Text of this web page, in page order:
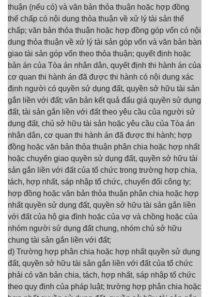
thuận (nếu có) và văn bản thỏa thuận hoặc hợp đồng
thế chấp có nội dung thỏa thuận về xử lý tài sản thế
chấp; văn bản thỏa thuận hoặc hợp đồng góp vốn có nội
dung thỏa thuận về xử lý tài sản góp vốn và văn bản bàn
giao tài sản góp vốn theo thỏa thuận; quyết định hoặc
bản án của Tòa án nhân dân, quyết định thi hành án của
cơ quan thi hành án đã được thi hành có nội dung xác
định người có quyền sử dụng đất, quyền sở hữu tài sản
gắn liền với đất; văn bản kết quả đấu giá quyền sử dụng
đất, tài sản gắn liền với đất theo yêu cầu của người sử
dụng đất, chủ sở hữu tài sản hoặc yêu cầu của Tòa án
nhân dân, cơ quan thi hành án đã được thi hành; hợp
đồng hoặc văn bản thỏa thuận phân chia hoặc hợp nhất
hoặc chuyển giao quyền sử dụng đất, quyền sở hữu tài
sản gắn liền với đất của tổ chức trong trường hợp chia,
tách, hợp nhất, sáp nhập tổ chức, chuyển đổi công ty;
hợp đồng hoặc văn bản thỏa thuận phân chia hoặc hợp
nhất quyền sử dụng đất, quyền sở hữu tài sản gắn liền
với đất của hộ gia đình hoặc của vợ và chồng hoặc của
nhóm người sử dụng đất chung, nhóm chủ sở hữu
chung tài sản gắn liền với đất;
d) Trường hợp phân chia hoặc hợp nhất quyền sử dụng
đất, quyền sở hữu tài sản gắn liền với đất của tổ chức
phải có văn bản chia, tách, hợp nhất, sáp nhập tổ chức
theo quy định của pháp luật; trường hợp phân chia hoặc